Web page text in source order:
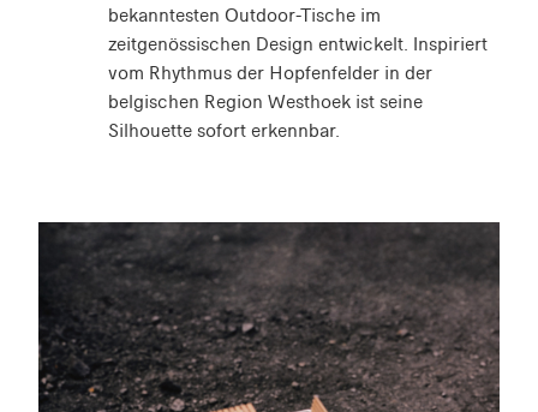
bekanntesten Outdoor-Tische im
zeitgenössischen Design entwickelt. Inspiriert
vom Rhythmus der Hopfenfelder in der
belgischen Region Westhoek ist seine
Silhouette sofort erkennbar.